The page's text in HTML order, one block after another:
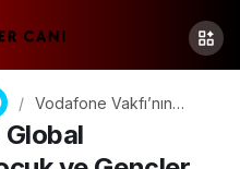
Vodafone Vakfı’nın
Global Hackathonu’nda
Çocuk ve Gençler,
Yarının Şehirleri İçin Fikir
Global